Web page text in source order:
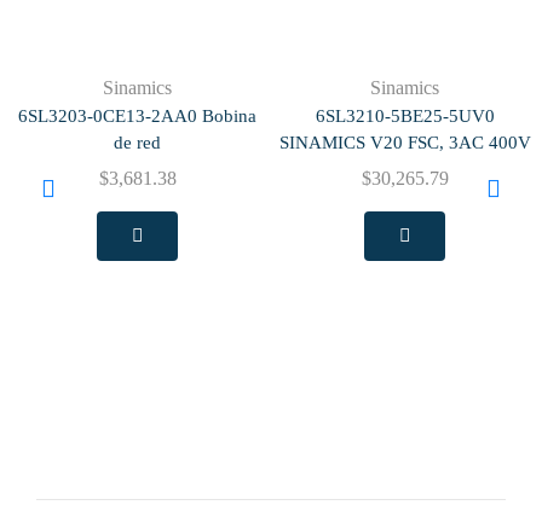
Sinamics
6SL3203-0CE13-2AA0 Bobina
de red
$3,681.38
Sinamics
6SL3210-5BE25-5UV0
SINAMICS V20 FSC, 3AC 400V
$30,265.79